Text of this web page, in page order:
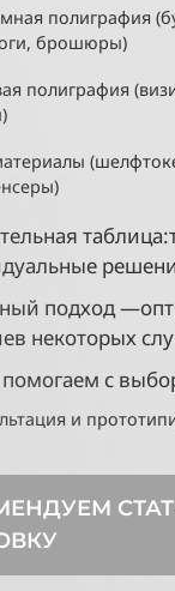
полиграфия
брошюры)
полиграфия
подход
некоторых
с
и